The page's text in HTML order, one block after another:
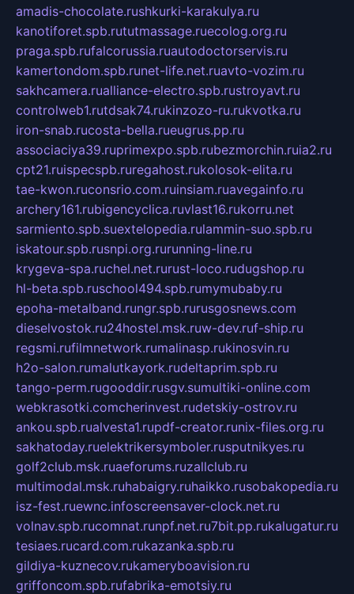
amadis-chocolate.rushkurki-karakulya.ru
kanotiforet.spb.rututmassage.ruecolog.org.ru
praga.spb.rufalcorussia.ruautodoctorservis.ru
kamertondom.spb.runet-life.net.ruavto-vozim.ru
sakhcamera.rualliance-electro.spb.rustroyavt.ru
controlweb1.rutdsak74.rukinzozo-ru.rukvotka.ru
iron-snab.rucosta-bella.rueugrus.pp.ru
associaciya39.ruprimexpo.spb.rubezmorchin.ruia2.ru
cpt21.ruispecspb.ruregahost.rukolosok-elita.ru
tae-kwon.ruconsrio.com.ruinsiam.ruavegainfo.ru
archery161.rubigencyclica.ruvlast16.rukorru.net
sarmiento.spb.suextelopedia.rulammin-suo.spb.ru
iskatour.spb.rusnpi.org.rurunning-line.ru
krygeva-spa.ruchel.net.rurust-loco.rudugshop.ru
hl-beta.spb.ruschool494.spb.rumymubaby.ru
epoha-metalband.rungr.spb.rurusgosnews.com
dieselvostok.ru24hostel.msk.ruw-dev.ruf-ship.ru
regsmi.rufilmnetwork.rumalinasp.rukinosvin.ru
h2o-salon.rumalutkayork.rudeltaprim.spb.ru
tango-perm.rugooddir.rusgv.sumultiki-online.com
webkrasotki.comcherinvest.rudetskiy-ostrov.ru
ankou.spb.rualvesta1.rupdf-creator.runix-files.org.ru
sakhatoday.ruelektrikersymboler.rusputnikyes.ru
golf2club.msk.ruaeforums.ruzallclub.ru
multimodal.msk.ruhabaigry.ruhaikko.rusobakopedia.ru
isz-fest.ruewnc.infoscreensaver-clock.net.ru
volnav.spb.rucomnat.runpf.net.ru7bit.pp.rukalugatur.ru
tesiaes.rucard.com.rukazanka.spb.ru
gildiya-kuznecov.rukameryboavision.ru
griffoncom.spb.rufabrika-emotsiy.ru